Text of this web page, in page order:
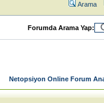
Arama
Forumda Arama Yap:
Netopsiyon Online Forum